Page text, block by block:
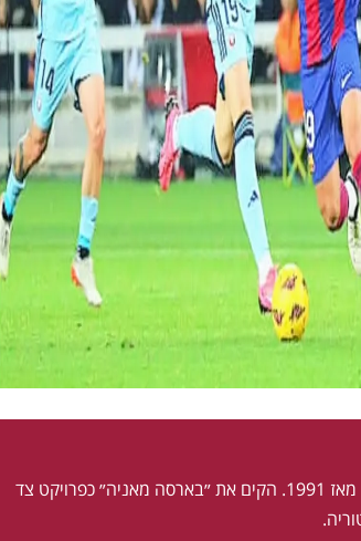
חי ונושם בלאוגרנה מאז 1991. הקים את ״בארסה מאניה״ כפרויקט צד